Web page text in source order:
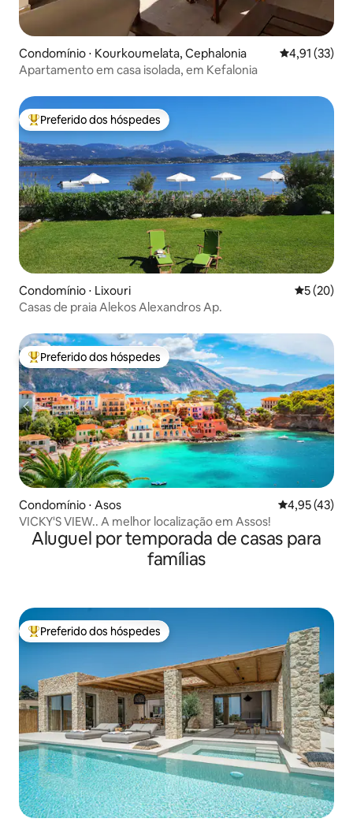
Condomínio ⋅ Kourkoumelata, Cephalonia 4,91 de uma
4,91 (33)
Apartamento em casa isolada, em Kefalonia
Entre os melhores preferidos dos hóspedes
Preferido dos hóspedes
Condomínio ⋅ Lixouri 5 de uma
5 (20)
Casas de praia Alekos Alexandros Ap.
Entre os melhores preferidos dos hóspedes
Preferido dos hóspedes
Condomínio ⋅ Asos 4,95 de uma
4,95 (43)
VICKY'S VIEW.. A melhor localização em Assos!
Aluguel por temporada de casas para
famílias
Entre os melhores preferidos dos hóspedes
Preferido dos hóspedes